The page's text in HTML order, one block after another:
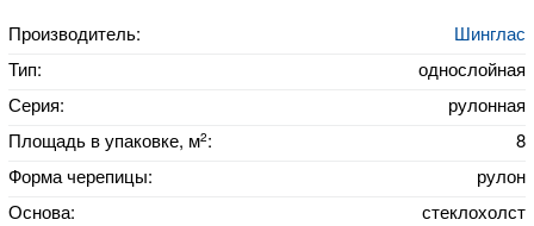
Производитель:
Шинглас
Тип:
однослойная
Серия:
рулонная
Площадь в упаковке, м2:
8
Форма черепицы:
рулон
Основа:
стеклохолст